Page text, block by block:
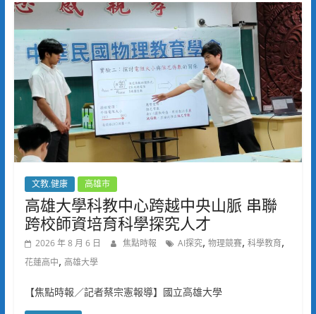
文教.健康 高雄市
高雄大學科教中心跨越中央山脈 串聯
跨校師資培育科學探究人才
2026 年 8 月 6 日 焦點時報 AI探究, 物理競賽, 科學教育,
花蓮高中, 高雄大學
【焦點時報／記者蔡宗憲報導】國立高雄大學